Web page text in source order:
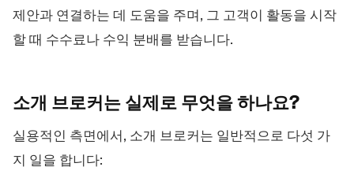
제안과 연결하는 데 도움을 주며, 그 고객이 활동을 시작
할 때 수수료나 수익 분배를 받습니다.
소개 브로커는 실제로 무엇을하나요?
실용적인 측면에서, 소개 브로커는 일반적으로 다섯 가
지 일을 합니다: